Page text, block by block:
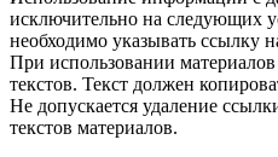
исключительно на следующих
необходимо указывать ссылку
При использовании
текстов. Текст должен
Не допускается удаление
текстов материалов.